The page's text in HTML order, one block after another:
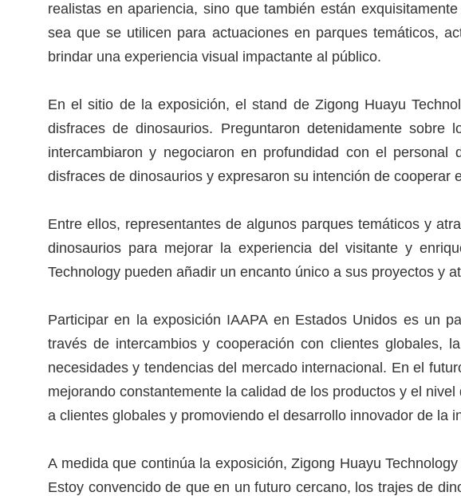
realistas en apariencia, sino que también están
sea que se utilicen para actuaciones en parques temáticos,
brindar una experiencia visual impactante al público.
En el sitio de la exposición, el stand de Zigong Huayu
disfraces de dinosaurios. Preguntaron detenidamente
intercambiaron y negociaron en profundidad con el
disfraces de dinosaurios y expresaron su intención de cooperar
Entre ellos, representantes de algunos parques temáticos y
dinosaurios para mejorar la experiencia del visitante y
Technology pueden añadir un encanto único a sus proyectos y
Participar en la exposición IAAPA en Estados Unidos es un
través de intercambios y cooperación con clientes globales,
necesidades y tendencias del mercado internacional. En el
mejorando constantemente la calidad de los productos y el
a clientes globales y promoviendo el desarrollo innovador de la
A medida que continúa la exposición, Zigong Huayu
Estoy convencido de que en un futuro cercano, los trajes de